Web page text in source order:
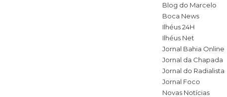
Blog do Marcelo
Boca News
Ilhéus 24H
Ilhéus Net
Jornal Bahia Online
Jornal da Chapada
Jornal do Radialista
Jornal Foco
Novas Notícias